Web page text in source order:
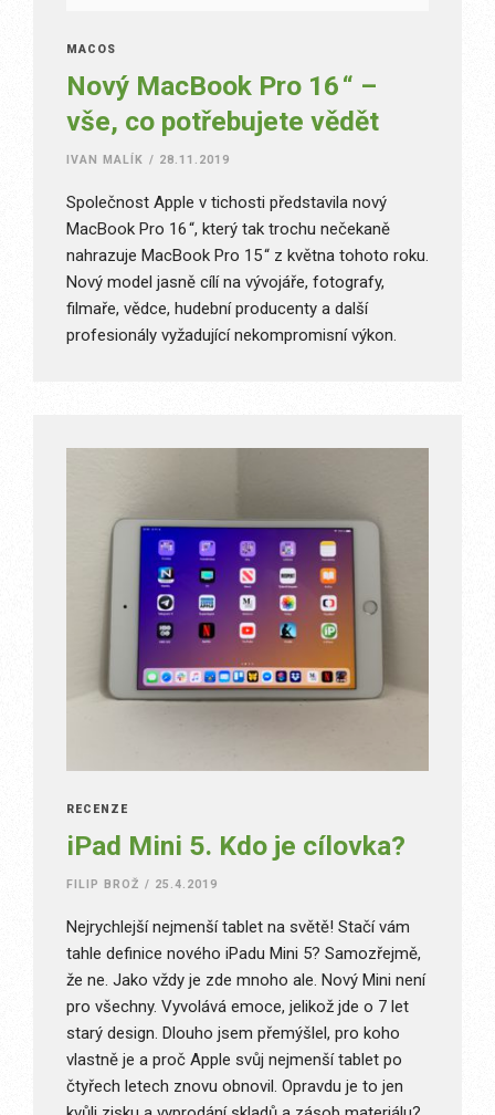
MACOS
Nový MacBook Pro 16 “ –
vše, co potřebujete vědět
IVAN MALÍK / 28.11.2019
Společnost Apple v tichosti představila nový
MacBook Pro 16 “, který tak trochu nečekaně
nahrazuje MacBook Pro 15 “ z května tohoto roku.
Nový model jasně cílí na vývojáře, fotografy,
filmaře, vědce, hudební producenty a další
profesionály vyžadující nekompromisní výkon.
RECENZE
iPad Mini 5. Kdo je cílovka?
FILIP BROŽ / 25.4.2019
Nejrychlejší nejmenší tablet na světě! Stačí vám
tahle definice nového iPadu Mini 5? Samozřejmě,
že ne. Jako vždy je zde mnoho ale. Nový Mini není
pro všechny. Vyvolává emoce, jelikož jde o 7 let
starý design. Dlouho jsem přemýšlel, pro koho
vlastně je a proč Apple svůj nejmenší tablet po
čtyřech letech znovu obnovil. Opravdu je to jen